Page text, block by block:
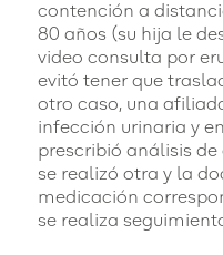
contención a
80 años (su hija le
video consulta por
evitó tener que
otro caso, una
infección urinaria y
prescribió análisis
se realizó otra y la
medicación
se realiza